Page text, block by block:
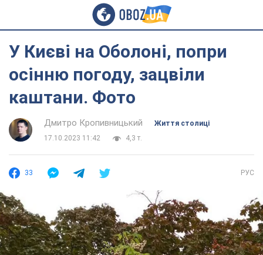
У Києві на Оболоні, попри
осінню погоду, зацвіли
каштани. Фото
Дмитро Кропивницький
Життя столиці
17.10.2023 11:42
4,3 т.
33 РУС